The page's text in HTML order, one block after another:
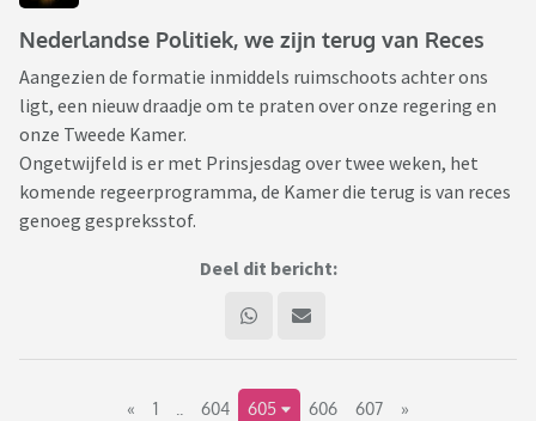
Nederlandse Politiek, we zijn terug van Reces
Aangezien de formatie inmiddels ruimschoots achter ons
ligt, een nieuw draadje om te praten over onze regering en
onze Tweede Kamer.
Ongetwijfeld is er met Prinsjesdag over twee weken, het
komende regeerprogramma, de Kamer die terug is van reces
genoeg gespreksstof.
Deel dit bericht:
« 1 604 605 606 607 »